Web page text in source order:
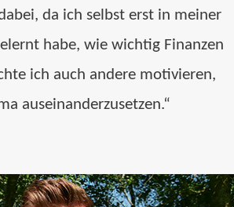
da ich selbst erst in meiner
habe, wie wichtig Finanzen
ich auch andere motivieren,
auseinanderzusetzen.“